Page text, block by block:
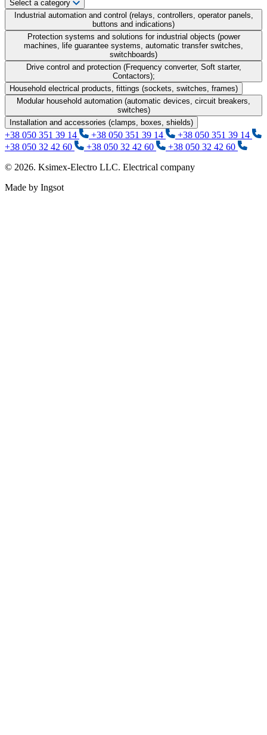
Select a category
Industrial automation and control (relays, controllers, operator panels,
buttons and indications)
Protection systems and solutions for industrial objects (power
machines, life guarantee systems, automatic transfer switches,
switchboards)
Drive control and protection (Frequency converter, Soft starter,
Contactors);
Household electrical products, fittings (sockets, switches, frames)
Modular household automation (automatic devices, circuit breakers,
switches)
Installation and accessories (clamps, boxes, shields)
+38 050 351 39 14 +38 050 351 39 14
+38 050 351 39 14
+38 050 32 42 60
+38 050 32 42 60
+38 050 32 42 60
© 2026. Ksimex-Electro LLC. Electrical company
Made by Ingsot